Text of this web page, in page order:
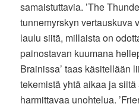
samaistuttavia. ’The
tunnemyrskyn vertauskuva
laulu siitä, millaista on
painostavan kuumana
Brainissa’ taas käsitellään
tekemistä yhtä aikaa ja
harmittavaa unohtelua.